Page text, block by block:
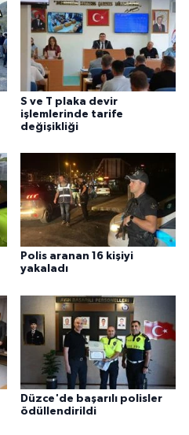
S ve T plaka devir
işlemlerinde tarife
değişikliği
Polis aranan 16 kişiyi
yakaladı
Düzce'de başarılı polisler
ödüllendirildi